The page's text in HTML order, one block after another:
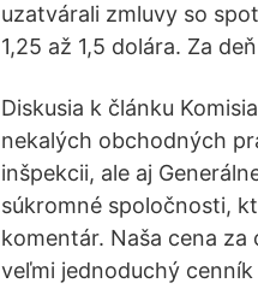
uzatvárali zmluvy so
1,25 až 1,5 dolára. Za
Diskusia k článku
nekalých obchodných
inšpekcii, ale aj
súkromné spoločnosti,
komentár. Naša cena
veľmi jednoduchý